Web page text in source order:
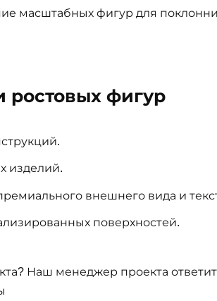
масштабных фигур для
ростовых фигур
изделий.
внешнего вида и
поверхностей.
Наш менеджер проекта